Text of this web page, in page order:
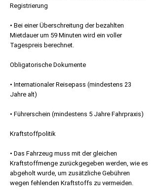
Registrierung
• Bei einer Überschreitung der bezahlten
Mietdauer um 59 Minuten wird ein voller
Tagespreis berechnet.
Obligatorische Dokumente
• Internationaler Reisepass (mindestens 23
Jahre alt)
• Führerschein (mindestens 5 Jahre Fahrpraxis)
Kraftstoffpolitik
• Das Fahrzeug muss mit der gleichen
Kraftstoffmenge zurückgegeben werden, wie es
abgeholt wurde, um zusätzliche Gebühren
wegen fehlenden Kraftstoffs zu vermeiden.